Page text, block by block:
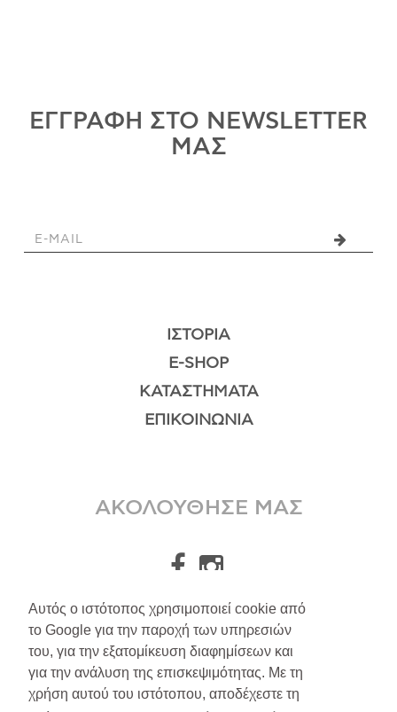
Αυτός ο ιστότοπος χρησιμοποιεί cookie από
το Google για την παροχή των υπηρεσιών
του, για την εξατομίκευση διαφημίσεων και
για την ανάλυση της επισκεψιμότητας. Με τη
χρήση αυτού του ιστότοπου, αποδέχεστε τη
ΕΓΓΡΑΦΗ ΣΤΟ NEWSLETTER
ΜΑΣ
ΙΣΤΟΡΊΑ
E-SHOP
ΚΑΤΑΣΤΉΜΑΤΑ
ΕΠΙΚΟΙΝΩΝΊΑ
ΑΚΟΛΟΥΘΗΣΕ ΜΑΣ
A.Leondarakis 2026
Αποστολές/Επιστροφές